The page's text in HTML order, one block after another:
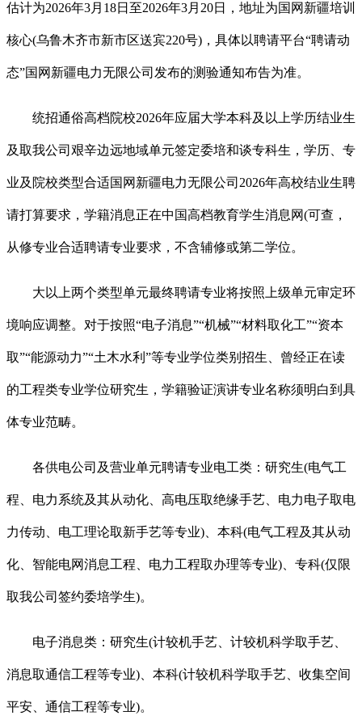
估计为2026年3月18日至2026年3月20日，地址为国网新疆培训
核心(乌鲁木齐市新市区送宾220号)，具体以聘请平台“聘请动
态”国网新疆电力无限公司发布的测验通知布告为准。
统招通俗高档院校2026年应届大学本科及以上学历结业生
及取我公司艰辛边远地域单元签定委培和谈专科生，学历、专
业及院校类型合适国网新疆电力无限公司2026年高校结业生聘
请打算要求，学籍消息正在中国高档教育学生消息网(可查，
从修专业合适聘请专业要求，不含辅修或第二学位。
大以上两个类型单元最终聘请专业将按照上级单元审定环
境响应调整。对于按照“电子消息”“机械”“材料取化工”“资本
取”“能源动力”“土木水利”等专业学位类别招生、曾经正在读
的工程类专业学位研究生，学籍验证演讲专业名称须明白到具
体专业范畴。
各供电公司及营业单元聘请专业电工类：研究生(电气工
程、电力系统及其从动化、高电压取绝缘手艺、电力电子取电
力传动、电工理论取新手艺等专业)、本科(电气工程及其从动
化、智能电网消息工程、电力工程取办理等专业)、专科(仅限
取我公司签约委培学生)。
电子消息类：研究生(计较机手艺、计较机科学取手艺、
消息取通信工程等专业)、本科(计较机科学取手艺、收集空间
平安、通信工程等专业)。